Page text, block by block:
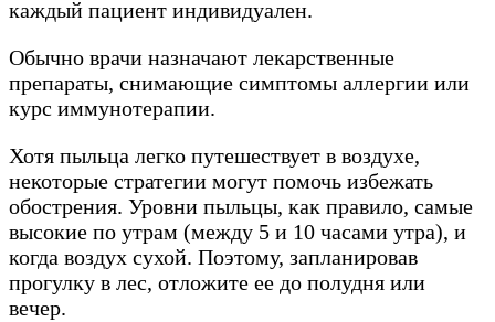
каждый пациент индивидуален.
Обычно врачи назначают лекарственные
препараты, снимающие симптомы аллергии или
курс иммунотерапии.
Хотя пыльца легко путешествует в воздухе,
некоторые стратегии могут помочь избежать
обострения. Уровни пыльцы, как правило, самые
высокие по утрам (между 5 и 10 часами утра), и
когда воздух сухой. Поэтому, запланировав
прогулку в лес, отложите ее до полудня или
вечер.